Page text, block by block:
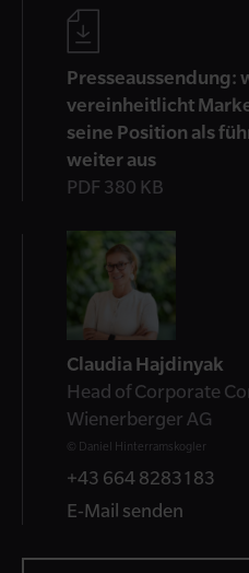
Presseaussendung:
vereinheitlicht
seine Position als
weiter aus
PDF 380 KB
Kontakt
Claudia Hajdinyak
Head of Corporate
Wienerberger AG
© Daniel Hinterramskogler
+43 664 8283183
E-Mail senden